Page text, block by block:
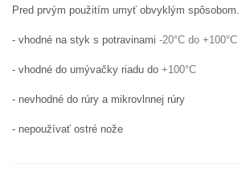
Pred prvým použitím umyť obvyklým spôsobom.
- vhodné na styk s potravinami -20°C do +100°C
- vhodné do umývačky riadu do +100°C
- nevhodné do rúry a mikrovlnnej rúry
- nepoužívať ostré nože